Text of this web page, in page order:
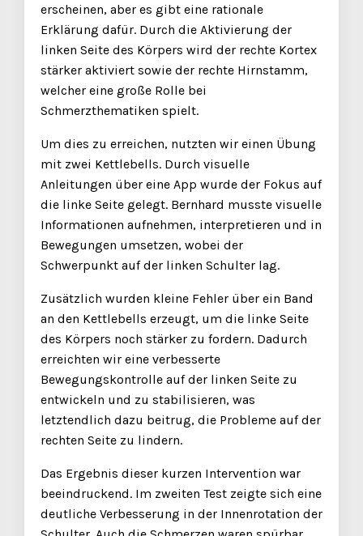
erscheinen, aber es gibt eine rationale
Erklärung dafür. Durch die Aktivierung der
linken Seite des Körpers wird der rechte Kortex
stärker aktiviert sowie der rechte Hirnstamm,
welcher eine große Rolle bei
Schmerzthematiken spielt.
Um dies zu erreichen, nutzten wir einen Übung
mit zwei Kettlebells. Durch visuelle
Anleitungen über eine App wurde der Fokus auf
die linke Seite gelegt. Bernhard musste visuelle
Informationen aufnehmen, interpretieren und in
Bewegungen umsetzen, wobei der
Schwerpunkt auf der linken Schulter lag.
Zusätzlich wurden kleine Fehler über ein Band
an den Kettlebells erzeugt, um die linke Seite
des Körpers noch stärker zu fordern. Dadurch
erreichten wir eine verbesserte
Bewegungskontrolle auf der linken Seite zu
entwickeln und zu stabilisieren, was
letztendlich dazu beitrug, die Probleme auf der
rechten Seite zu lindern.
Das Ergebnis dieser kurzen Intervention war
beeindruckend. Im zweiten Test zeigte sich eine
deutliche Verbesserung in der Innenrotation der